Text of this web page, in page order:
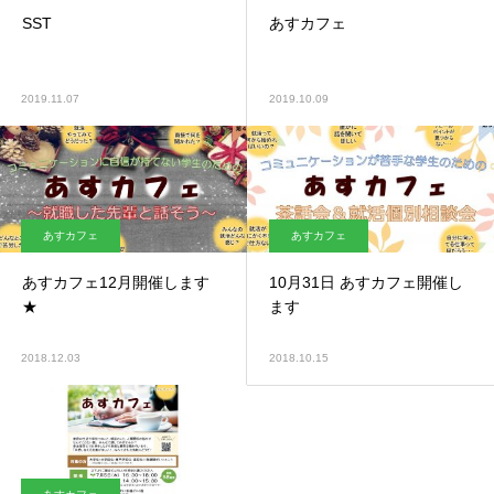
SST
2019.11.07
あすカフェ
2019.10.09
あすカフェ
あすカフェ12月開催します
★
2018.12.03
あすカフェ
10月31日 あすカフェ開催し
ます
2018.10.15